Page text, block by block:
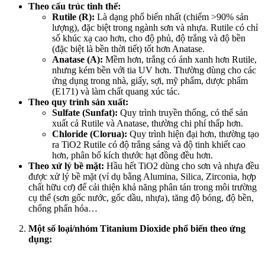
Theo cấu trúc tinh thể:
Rutile (R): Là dạng phổ biến nhất (chiếm >90% sản
lượng), đặc biệt trong ngành sơn và nhựa. Rutile có chỉ
số khúc xạ cao hơn, cho độ phủ, độ trắng và độ bền
(đặc biệt là bền thời tiết) tốt hơn Anatase.
Anatase (A): Mềm hơn, trắng có ánh xanh hơn Rutile,
nhưng kém bền với tia UV hơn. Thường dùng cho các
ứng dụng trong nhà, giấy, sợi, mỹ phẩm, dược phẩm
(E171) và làm chất quang xúc tác.
Theo quy trình sản xuất:
Sulfate (Sunfat): Quy trình truyền thống, có thể sản
xuất cả Rutile và Anatase, thường chi phí thấp hơn.
Chloride (Clorua): Quy trình hiện đại hơn, thường tạo
ra TiO2 Rutile có độ trắng sáng và độ tinh khiết cao
hơn, phân bố kích thước hạt đồng đều hơn.
Theo xử lý bề mặt: Hầu hết TiO2 dùng cho sơn và nhựa đều
được xử lý bề mặt (ví dụ bằng Alumina, Silica, Zirconia, hợp
chất hữu cơ) để cải thiện khả năng phân tán trong môi trường
cụ thể (sơn gốc nước, gốc dầu, nhựa), tăng độ bóng, độ bền,
chống phấn hóa…
Một số loại/nhóm Titanium Dioxide phổ biến theo ứng
dụng: